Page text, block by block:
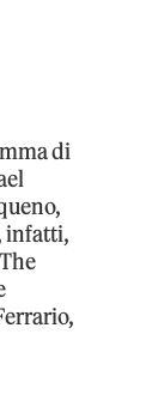
di
infatti,